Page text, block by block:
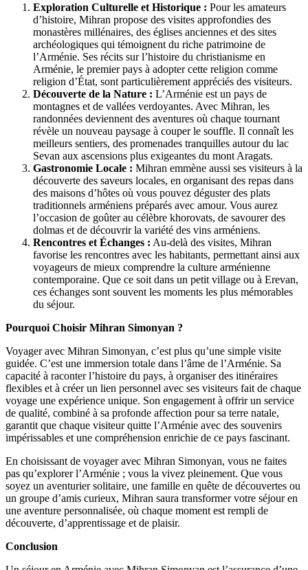
Exploration Culturelle et Historique : Pour les amateurs
d’histoire, Mihran propose des visites approfondies des
monastères millénaires, des églises anciennes et des sites
archéologiques qui témoignent du riche patrimoine de
l’Arménie. Ses récits sur l’histoire du christianisme en
Arménie, le premier pays à adopter cette religion comme
religion d’État, sont particulièrement appréciés des visiteurs.
Découverte de la Nature : L’Arménie est un pays de
montagnes et de vallées verdoyantes. Avec Mihran, les
randonnées deviennent des aventures où chaque tournant
révèle un nouveau paysage à couper le souffle. Il connaît les
meilleurs sentiers, des promenades tranquilles autour du lac
Sevan aux ascensions plus exigeantes du mont Aragats.
Gastronomie Locale : Mihran emmène aussi ses visiteurs à la
découverte des saveurs locales, en organisant des repas dans
des maisons d’hôtes où vous pouvez déguster des plats
traditionnels arméniens préparés avec amour. Vous aurez
l’occasion de goûter au célèbre khorovats, de savourer des
dolmas et de découvrir la variété des vins arméniens.
Rencontres et Échanges : Au-delà des visites, Mihran
favorise les rencontres avec les habitants, permettant ainsi aux
voyageurs de mieux comprendre la culture arménienne
contemporaine. Que ce soit dans un petit village ou à Erevan,
ces échanges sont souvent les moments les plus mémorables
du séjour.
Pourquoi Choisir Mihran Simonyan ?
Voyager avec Mihran Simonyan, c’est plus qu’une simple visite
guidée. C’est une immersion totale dans l’âme de l’Arménie. Sa
capacité à raconter l’histoire du pays, à organiser des itinéraires
flexibles et à créer un lien personnel avec ses visiteurs fait de chaque
voyage une expérience unique. Son engagement à offrir un service
de qualité, combiné à sa profonde affection pour sa terre natale,
garantit que chaque visiteur quitte l’Arménie avec des souvenirs
impérissables et une compréhension enrichie de ce pays fascinant.
En choisissant de voyager avec Mihran Simonyan, vous ne faites
pas qu’explorer l’Arménie ; vous la vivez pleinement. Que vous
soyez un aventurier solitaire, une famille en quête de découvertes ou
un groupe d’amis curieux, Mihran saura transformer votre séjour en
une aventure personnalisée, où chaque moment est rempli de
découverte, d’apprentissage et de plaisir.
Conclusion